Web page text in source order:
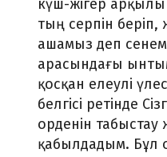
күш-жігер
тың серпін беріп,
ашамыз деп
арасындағы
қосқан елеулі
белгісі ретінде
орденін табыстау
қабылдадым. Бұл